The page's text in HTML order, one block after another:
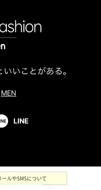
MEN
LINE
ールやSMSについて